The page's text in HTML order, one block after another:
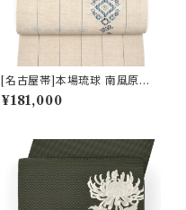
[名古屋帯]本場琉球 南風原花
織 現代の名工 大城一夫 作 手
織り 八寸帯 正絹 日本製(商品
¥181,000